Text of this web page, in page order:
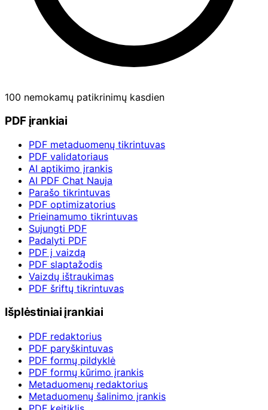
100 nemokamų patikrinimų kasdien
PDF įrankiai
PDF metaduomenų tikrintuvas
PDF validatoriaus
AI aptikimo įrankis
AI PDF Chat Nauja
Parašo tikrintuvas
PDF optimizatorius
Prieinamumo tikrintuvas
Sujungti PDF
Padalyti PDF
PDF į vaizdą
PDF slaptažodis
Vaizdų ištraukimas
PDF šriftų tikrintuvas
Išplėstiniai įrankiai
PDF redaktorius
PDF paryškintuvas
PDF formų pildyklė
PDF formų kūrimo įrankis
Metaduomenų redaktorius
Metaduomenų šalinimo įrankis